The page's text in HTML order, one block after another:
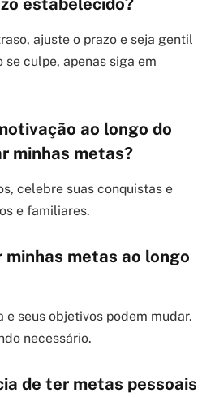
estabelecido?
ajuste o prazo e seja gentil
se culpe, apenas siga em
ao longo do
minhas metas?
celebre suas conquistas e
e familiares.
minhas metas ao longo
e seus objetivos podem mudar.
necessário.
de ter metas pessoais